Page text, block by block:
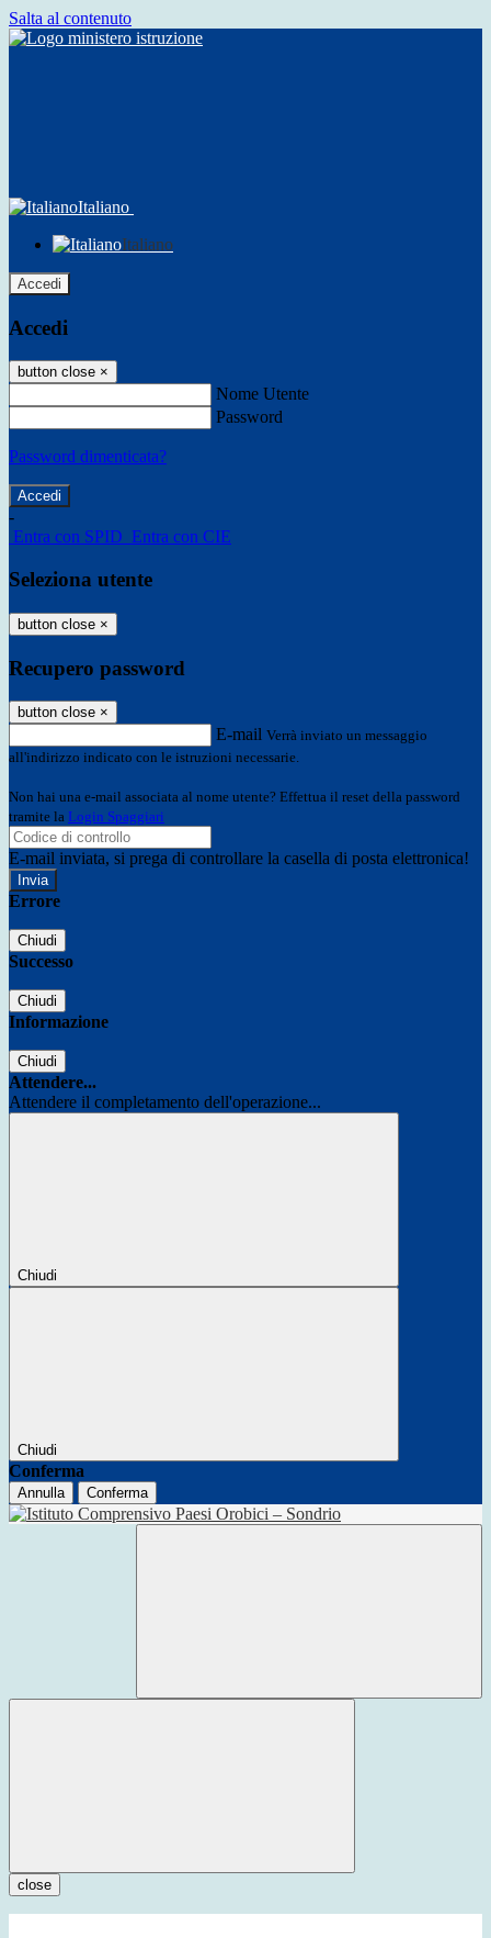
Salta al contenuto
Italiano
Italiano
Accedi
Accedi
button close ×
Nome Utente
Password
Password dimenticata?
-
Entra con SPID Entra con CIE
Seleziona utente
button close ×
Recupero password
button close ×
E-mail Verrà inviato un messaggio
all'indirizzo indicato con le istruzioni necessarie.
Non hai una e-mail associata al nome utente? Effettua il reset della password
tramite la Login Spaggiari
E-mail inviata, si prega di controllare la casella di posta elettronica!
Errore
Chiudi
Successo
Chiudi
Informazione
Chiudi
Attendere...
Attendere il completamento dell'operazione...
Chiudi
Chiudi
Conferma
Annulla Conferma
close